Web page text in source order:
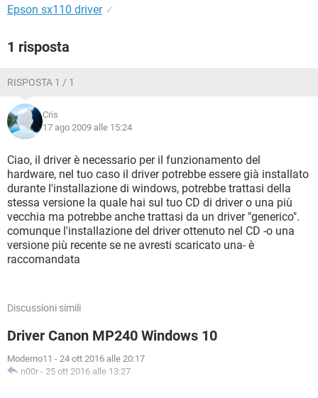
Epson sx110 driver ✓
1 risposta
RISPOSTA 1 / 1
Cris
17 ago 2009 alle 15:24
Ciao, il driver è necessario per il funzionamento del
hardware, nel tuo caso il driver potrebbe essere già installato
durante l'installazione di windows, potrebbe trattasi della
stessa versione la quale hai sul tuo CD di driver o una più
vecchia ma potrebbe anche trattasi da un driver "generico".
comunque l'installazione del driver ottenuto nel CD -o una
versione più recente se ne avresti scaricato una- è
raccomandata
Discussioni simili
Driver Canon MP240 Windows 10
Moderno11 - 24 ott 2016 alle 20:17
n00r - 25 ott 2016 alle 13:27